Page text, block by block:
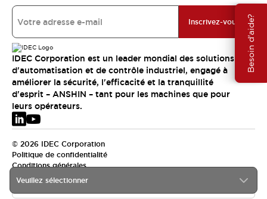
Besoin d'aide?
Veuillez sélectionner
Inscrivez-vous
IDEC Corporation est un leader mondial des solutions
d'automatisation et de contrôle industriel, engagé à
améliorer la sécurité, l'efficacité et la tranquillité
d'esprit – ANSHIN – tant pour les machines que pour
leurs opérateurs.
© 2026 IDEC Corporation
Politique de confidentialité
Conditions générales
EMEA